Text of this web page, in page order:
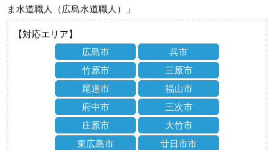
ま水道職人（広島水道職人）」
【対応エリア】
広島市
呉市
竹原市
三原市
尾道市
福山市
府中市
三次市
庄原市
大竹市
東広島市
廿日市市